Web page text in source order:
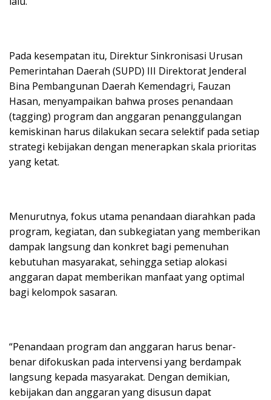
Pada kesempatan itu, Direktur Sinkronisasi Urusan
Pemerintahan Daerah (SUPD) III Direktorat Jenderal
Bina Pembangunan Daerah Kemendagri, Fauzan
Hasan, menyampaikan bahwa proses penandaan
(tagging) program dan anggaran penanggulangan
kemiskinan harus dilakukan secara selektif pada setiap
strategi kebijakan dengan menerapkan skala prioritas
yang ketat.
Menurutnya, fokus utama penandaan diarahkan pada
program, kegiatan, dan subkegiatan yang memberikan
dampak langsung dan konkret bagi pemenuhan
kebutuhan masyarakat, sehingga setiap alokasi
anggaran dapat memberikan manfaat yang optimal
bagi kelompok sasaran.
“Penandaan program dan anggaran harus benar-
benar difokuskan pada intervensi yang berdampak
langsung kepada masyarakat. Dengan demikian,
kebijakan dan anggaran yang disusun dapat